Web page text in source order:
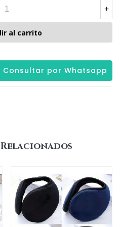
+
al carrito
Consultar por Whatsapp